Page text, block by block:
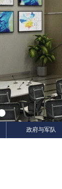
政府与军队